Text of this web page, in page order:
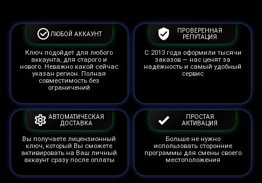
ЛЮБОЙ АККАУНТ
Ключ подойдет для любого
аккаунта, для старого и
нового. Неважно какой сейчас
указан регион. Полная
совместимость без
ограничений
ПРОВЕРЕННАЯ
РЕПУТАЦИЯ
С 2013 года оформили тысячи
заказов — нас ценят за
надёжность и самый удобный
сервис
АВТОМАТИЧЕСКАЯ
ДОСТАВКА
Вы получаете лицензионный
ключ, который Вы сможете
активировать на Ваш личный
аккаунт сразу после оплаты
ПРОСТАЯ
АКТИВАЦИЯ
Больше не нужно
использовать сторонние
программы для смены своего
местоположения